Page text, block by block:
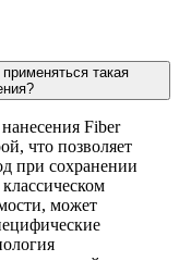
такая
Fiber
что позволяет
при сохранении
может